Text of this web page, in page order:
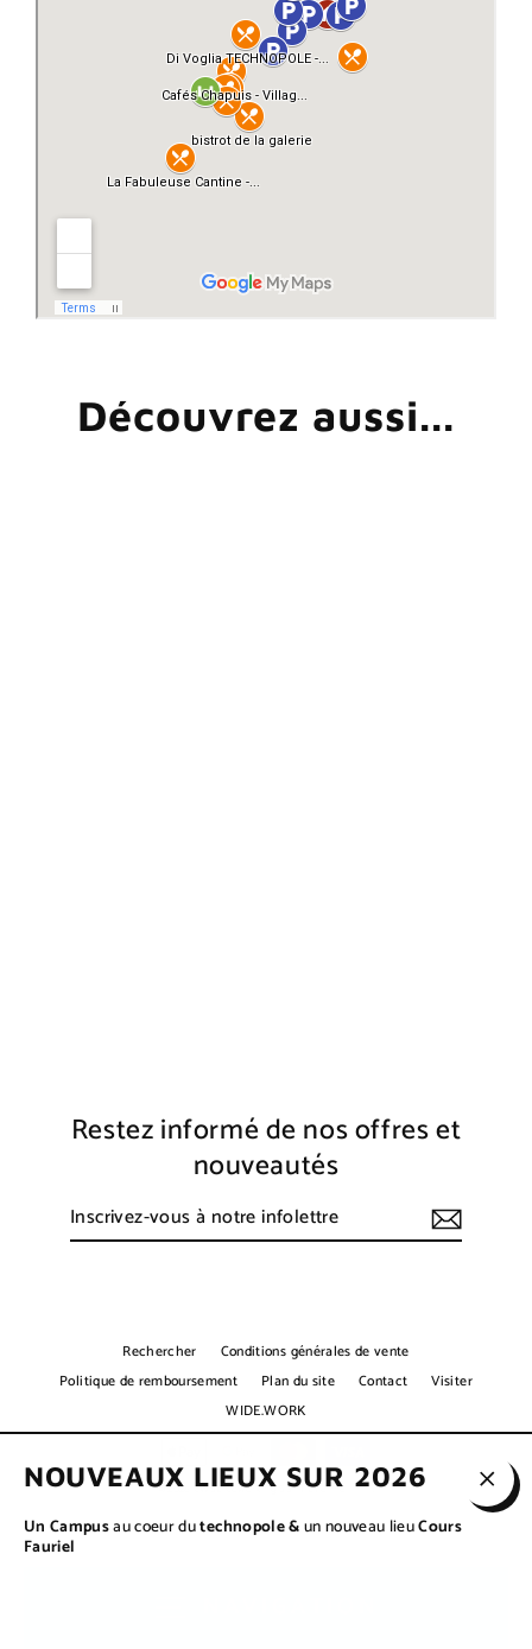
NOUVEAUX LIEUX SUR 2026
Un Campusau coeur dutechnopole &un nouveau lieuCours
Fauriel
Découvrez aussi...
Restez informé de nos offres et
nouveautés
Inscrivez-
S'inscrire
Rechercher
Conditions générales de vente
Politique de remboursement
Plan du site Contact
Visiter
WIDE.WORK
© 2026 CWSE Coworking Saint-Étienne .